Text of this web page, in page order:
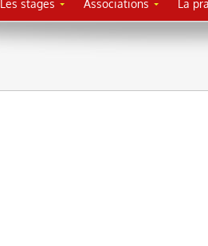
Les stages Associations La